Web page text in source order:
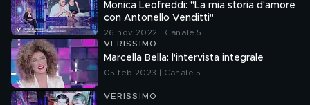
Monica Leofreddi: "La mia storia d'amore
con Antonello Venditti"
26 nov 2022 | Canale 5
VERISSIMO
Marcella Bella: l'intervista integrale
05 feb 2023 | Canale 5
VERISSIMO